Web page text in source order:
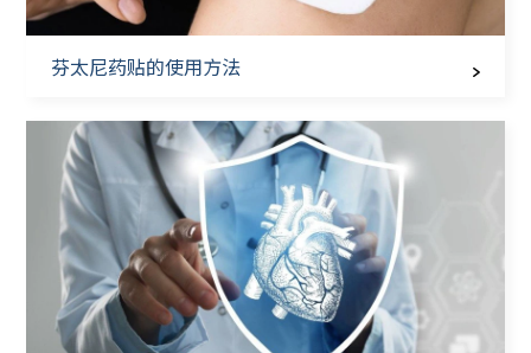
芬太尼药贴的使用方法